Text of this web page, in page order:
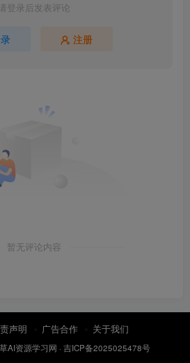
登录后发表评论
注册
暂无评论内容
声明 广告合作 关于我们
AI资源学习网 · 吉ICP备2025025478号